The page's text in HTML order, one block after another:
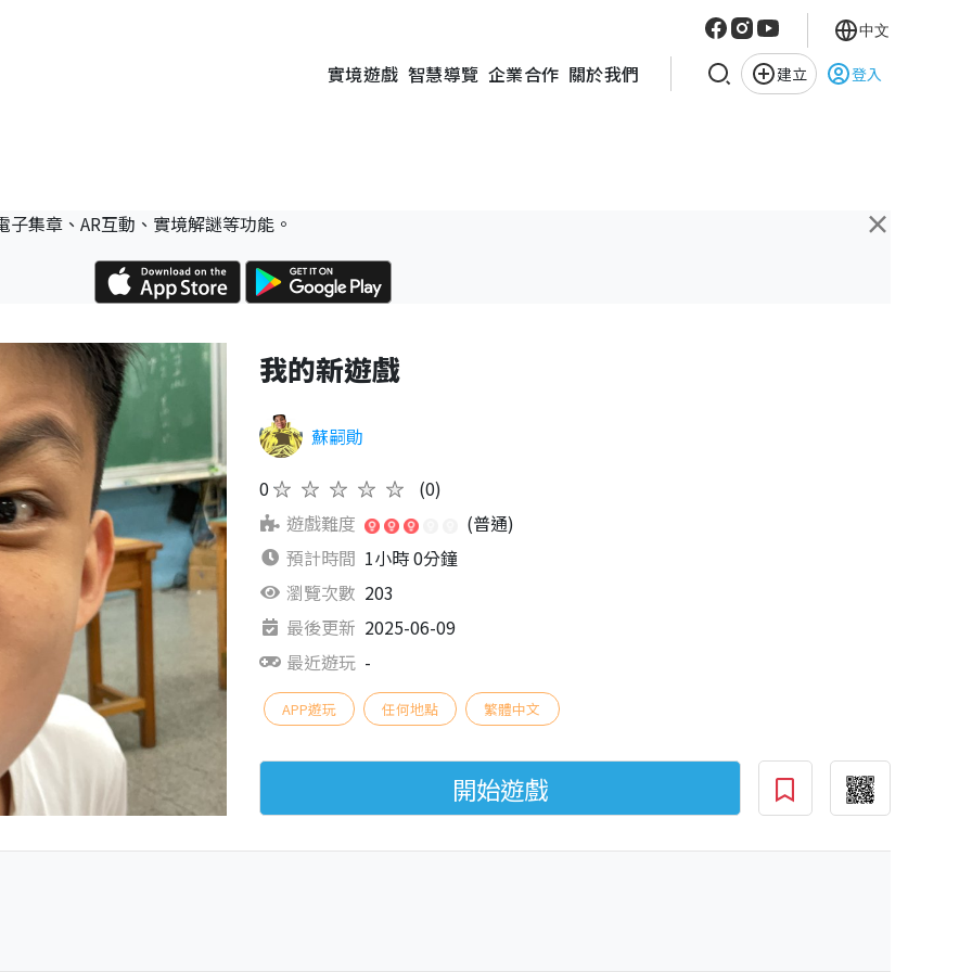
實境遊戲 智慧導覽 企業合作 關於我們 建立 登入
中文
×
集章、AR互動、實境解謎等功能。
我的新遊戲
蘇嗣勛
0★★★★★
(0)
遊戲難度
(普通)
預計時間 1小時 0分鐘
瀏覽次數 203
最後更新 2025-06-09
最近遊玩 -
APP遊玩 任何地點 繁體中文
開始遊戲